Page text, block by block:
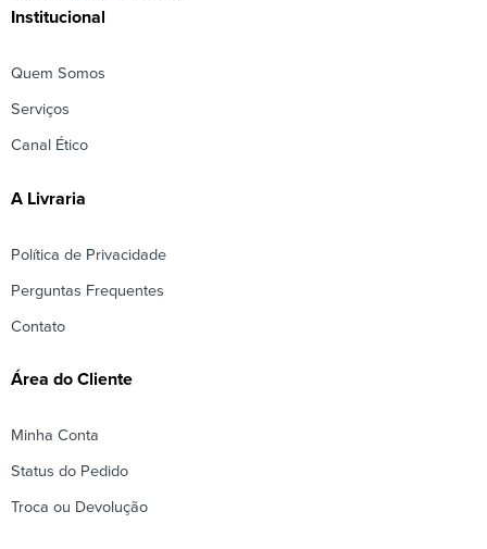
Institucional
Quem Somos
Serviços
Canal Ético
A Livraria
Política de Privacidade
Perguntas Frequentes
Contato
Área do Cliente
Minha Conta
Status do Pedido
Troca ou Devolução